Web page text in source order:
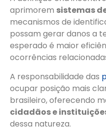
aprimorem sistemas
mecanismos de
possam gerar danos a
esperado é maior
ocorrências
A responsabilidade das
ocupar posição mais
brasileiro, oferecendo
cidadãos e
dessa natureza.